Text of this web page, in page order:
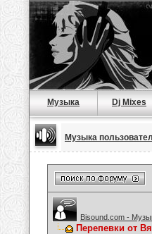
Музыка Dj Mixes
Музыка
Bisound.com -
Перепевки от